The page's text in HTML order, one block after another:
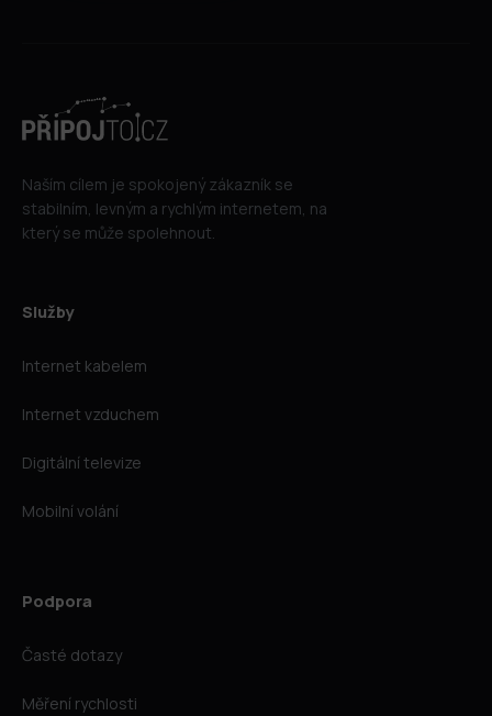
Naším cílem je spokojený zákazník se
stabilním, levným a rychlým internetem, na
který se může spolehnout.
Služby
Internet kabelem
Internet vzduchem
Digitální televize
Mobilní volání
Podpora
Časté dotazy
Měření rychlosti